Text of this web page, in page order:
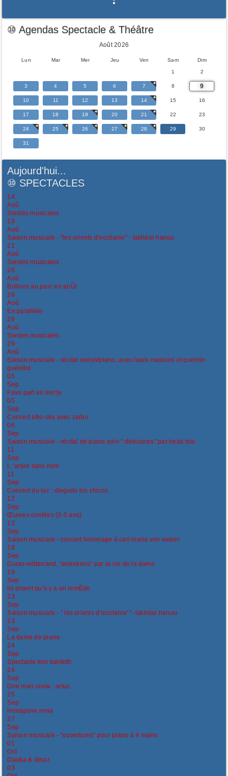
⑩ Agendas Spectacle & Théâtre
Août 2026
Lun Mar Mer Jeu Ven Sam Dim
1 2
3 4 5 6 7 8 9
10 11 12 13 14 15 16
17 18 19 20 21 22 23
24 25 26 27 28 29 30
31
Aujourd'hui...
⑩ SPECTACLES
14
Aoû
Siestes musicales
19
Aoû
Saison musicale - "les orients d'occitanie" - lakhdar hanou
21
Aoû
Siestes musicales
26
Aoû
Bullons au parc en aoÛt
26
Aoû
En parallèle
28
Aoû
Siestes musicales
29
Aoû
Saison musicale - récital violon/piano, avec laure massoni et quentin
guérillot
05
Sep
Favo part en liv(r)e
05
Sep
Concert afro-ska avec zarbo
06
Sep
Saison musicale - récital de piano solo " dédicaces" par heidi tsai.
11
Sep
L ‘arbre sans nom
11
Sep
Concert du lac : dieguito los chicos
12
Sep
Œuvres contées (3-5 ans)
13
Sep
Saison musicale - concert hommage à carl maria von weber
18
Sep
Duras-mitterrand, “entretiens” par la cie de la dame
19
Sep
Ils disent qu’il y a un remÈde
23
Sep
Saison musicale - " les orients d'occitanie' "- lakhdar hanou
23
Sep
La dame de pierre
24
Sep
Spectacle tom baldetti
24
Sep
One man show : artus
25
Sep
Hexagone mma
27
Sep
Saison musicale - "ouvertures" pour piano à 4 mains
01
Oct
Djadja & dinaz
03